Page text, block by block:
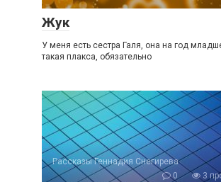
Жук
У меня есть сестра Галя, она на год
такая плакса, обязательно
Рассказы Геннадия Снегирева
0
3